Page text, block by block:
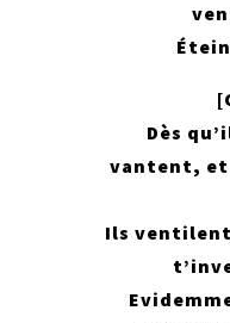
Dès
vantent, et
Ils